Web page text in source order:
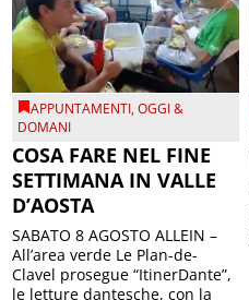
APPUNTAMENTI,OGGI &
DOMANI
COSA FARE NEL FINE
SETTIMANA IN VALLE
D’AOSTA
SABATO 8 AGOSTO ALLEIN –
All’area verde Le Plan-de-
Clavel prosegue “ItinerDante”,
le letture dantesche, con la